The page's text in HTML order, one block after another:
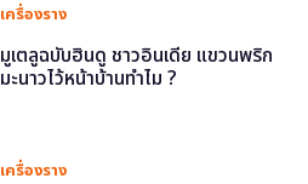
เครื่องราง
มูเตลูฉบับฮินดู ชาวอินเดีย แขวนพริก
มะนาวไว้หน้าบ้านทำไม ?
เครื่องราง